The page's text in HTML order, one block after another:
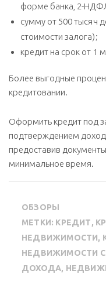
форме банка, 2-
сумму от 500 тысяч
стоимости залога);
кредит на срок от 1
Более выгодные
кредитовании.
Оформить кредит под
подтверждением
предоставив
минимальное время.
ОБЗОРЫ
МЕТКИ: КРЕДИТ,
НЕДВИЖИМОСТИ,
НЕДВИЖИМОСТИ
ДОХОДА,